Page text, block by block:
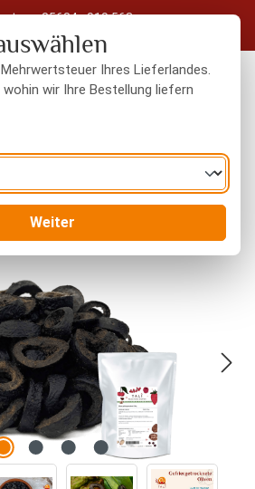
05604 - 919 563
Deutschland ab 50 € Warenwert
Ihres Lieferlandes.
wir Ihre Bestellung liefern
Weiter